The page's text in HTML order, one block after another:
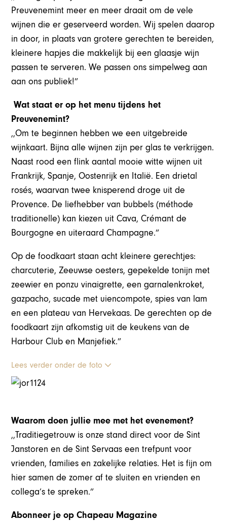
Preuvenemint meer en meer draait om de vele
wijnen die er geserveerd worden. Wij spelen daarop
in door, in plaats van grotere gerechten te bereiden,
kleinere hapjes die makkelijk bij een glaasje wijn
passen te serveren. We passen ons simpelweg aan
aan ons publiek!”
Wat staat er op het menu tijdens het
Preuvenemint?
,,Om te beginnen hebben we een uitgebreide
wijnkaart. Bijna alle wijnen zijn per glas te verkrijgen.
Naast rood een flink aantal mooie witte wijnen uit
Frankrijk, Spanje, Oostenrijk en Italië. Een drietal
rosés, waarvan twee knisperend droge uit de
Provence. De liefhebber van bubbels (méthode
traditionelle) kan kiezen uit Cava, Crémant de
Bourgogne en uiteraard Champagne.”
Op de foodkaart staan acht kleinere gerechtjes:
charcuterie, Zeeuwse oesters, gepekelde tonijn met
zeewier en ponzu vinaigrette, een garnalenkroket,
gazpacho, sucade met uiencompote, spies van lam
en een plateau van Hervekaas. De gerechten op de
foodkaart zijn afkomstig uit de keukens van de
Harbour Club en Manjefiek.”
Lees verder onder de foto
Waarom doen jullie mee met het evenement?
,,Traditiegetrouw is onze stand direct voor de Sint
Janstoren en de Sint Servaas een trefpunt voor
vrienden, families en zakelijke relaties. Het is fijn om
hier samen de zomer af te sluiten en vrienden en
collega’s te spreken.”
Abonneer je op Chapeau Magazine